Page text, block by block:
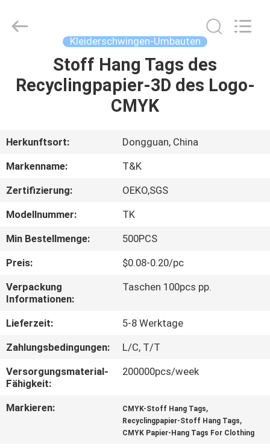
ÜBER
UNS
FABRIK-
AUSFLUG
QUALITÄTSKONTROLLE
TRETEN
SIE
MIT
IN
VERBINDUNG
Accessories
Co.,Ltd.
Kleiderschwingen-Umbauten
Stoff Hang Tags des
Recyclingpapier-3D des Logo-
CMYK
Herkunftsort:
Dongguan, China
Markenname:
T&K
Zertifizierung:
OEKO,SGS
Modellnummer:
TK
Min Bestellmenge:
500PCS
Preis:
$0.08-0.20/pc
Verpackung
Informationen:
Taschen 100pcs pp.
Lieferzeit:
5-8 Werktage
Zahlungsbedingungen:
L/C, T/T
Versorgungsmaterial-
Fähigkeit:
200000pcs/week
Markieren: CMYK-Stoff Hang Tags,
Recyclingpapier-Stoff Hang Tags,
CMYK Papier-Hang Tags For Clothing